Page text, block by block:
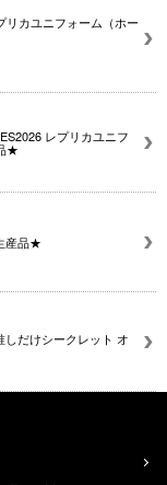
リカユニフォーム（ホー
レプリカユニフ
★
産品★
しだけシークレット オ